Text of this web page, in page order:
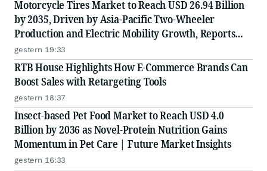
Motorcycle Tires Market to Reach USD 26.94 Billion
by 2035, Driven by Asia-Pacific Two-Wheeler
Production and Electric Mobility Growth, Reports
Radial Insights
gestern 19:33
RTB House Highlights How E-Commerce Brands Can
Boost Sales with Retargeting Tools
gestern 18:37
Insect-based Pet Food Market to Reach USD 4.0
Billion by 2036 as Novel-Protein Nutrition Gains
Momentum in Pet Care | Future Market Insights
gestern 16:33